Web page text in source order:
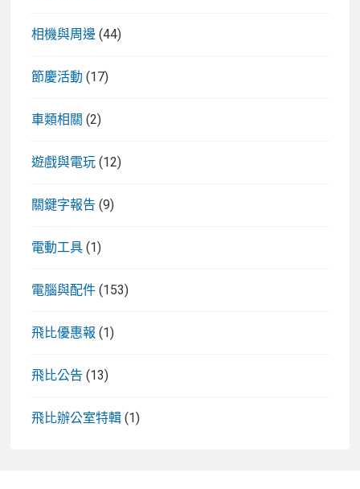
相機與周邊 (44)
節慶活動 (17)
車類相關 (2)
遊戲與電玩 (12)
關鍵字報告 (9)
電動工具 (1)
電腦與配件 (153)
飛比優惠報 (1)
飛比公告 (13)
飛比辦公室特輯 (1)